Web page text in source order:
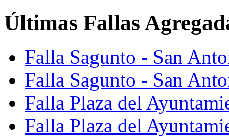
Últimas Fallas
Falla Sagunto - San
Falla Sagunto - San
Falla Plaza del
Falla Plaza del